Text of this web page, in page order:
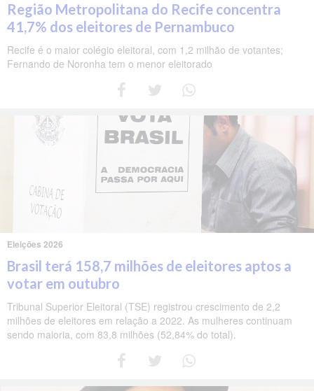
Região Metropolitana do Recife concentra
41,7% dos eleitores de Pernambuco
Recife é o maior colégio eleitoral, com 1,2 milhão de votantes;
Fernando de Noronha tem o menor eleitorado
Eleições 2026
Brasil terá 158,7 milhões de eleitores aptos a
votar em outubro
Tribunal Superior Eleitoral (TSE) registrou crescimento de 2,2
milhões de eleitores em relação a 2022. As mulheres continuam
sendo maioria, com 83,8 milhões (52,84% do total).